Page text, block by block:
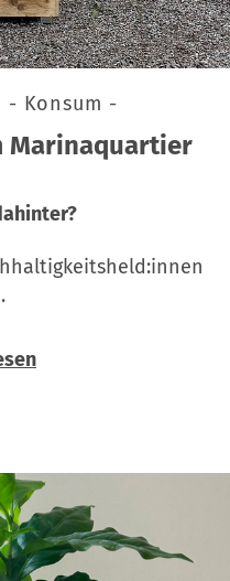
- Konsum -
Marinaquartier